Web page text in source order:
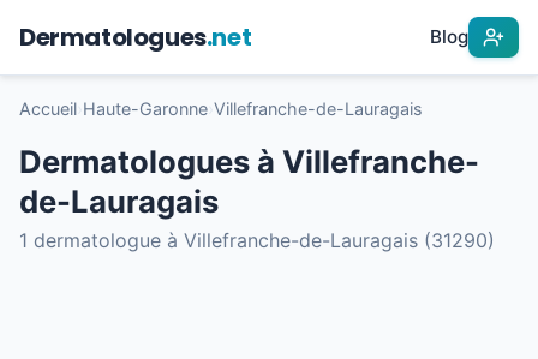
Dermatologues.net Blog
Accueil Haute-Garonne Villefranche-de-Lauragais
Dermatologues à Villefranche-
de-Lauragais
1 dermatologue à Villefranche-de-Lauragais (31290)